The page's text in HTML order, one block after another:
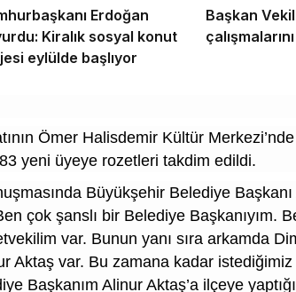
Erdoğan
Kiralık sosyal konut
eylülde başlıyor
Başkan
Ömer Halisdemir Kültür
yeni üyeye rozetleri takdim edildi.
Büyükşehir Belediye Başkanı
çok şanslı bir Belediye Başkanıyım.
var. Bunun yanı sıra arkamda
Aktaş var. Bu zamana kadar
Başkanım Alinur Aktaş’a ilçeye